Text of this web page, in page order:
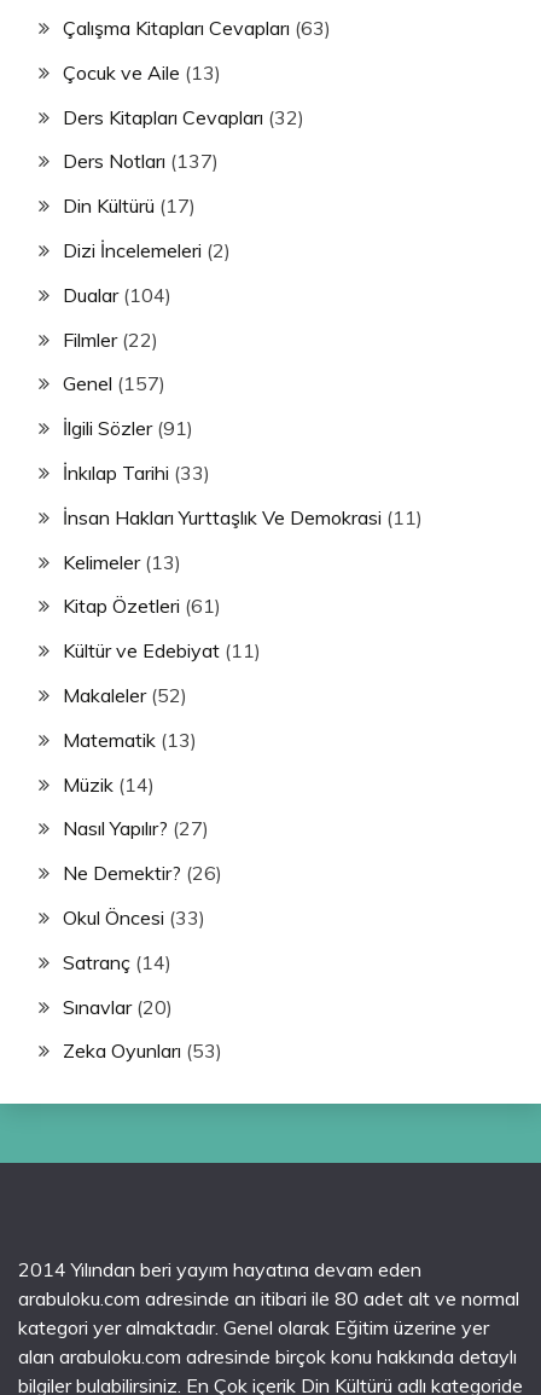
Çalışma Kitapları Cevapları (63)
Çocuk ve Aile (13)
Ders Kitapları Cevapları (32)
Ders Notları (137)
Din Kültürü (17)
Dizi İncelemeleri (2)
Dualar(104)
Filmler(22)
Genel (157)
İlgili Sözler(91)
İnkılap Tarihi (33)
İnsan Hakları Yurttaşlık Ve Demokrasi (11)
Kelimeler(13)
Kitap Özetleri (61)
Kültür ve Edebiyat (11)
Makaleler(52)
Matematik (13)
Müzik (14)
Nasıl Yapılır? (27)
Ne Demektir? (26)
Okul Öncesi (33)
Satranç (14)
Sınavlar(20)
Zeka Oyunları (53)
2014 Yılından beri yayım hayatına devam eden
arabuloku.com adresinde an itibari ile 80 adet alt ve normal
kategori yer almaktadır. Genel olarak Eğitim üzerine yer
alan arabuloku.com adresinde birçok konu hakkında detaylı
bilgiler bulabilirsiniz. En Çok içerik Din Kültürü adlı kategoride